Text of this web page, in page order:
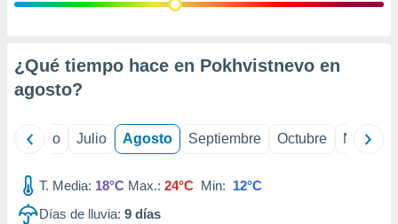
e
mediante
de
¿Qué tiempo hace en Pokhvistnevo en
agosto?
Junio Julio Agosto Septiembre Octubre
T. Media: 18°C Max.: 24°C Min: 12°C
Días de lluvia: 9 días